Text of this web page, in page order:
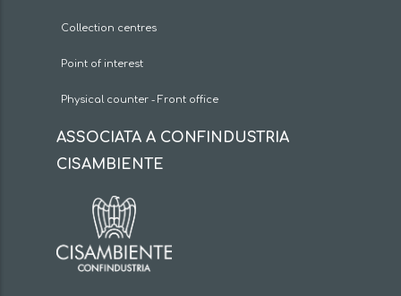
Collection centres
Point of interest
Physical counter - Front office
ASSOCIATA A CONFINDUSTRIA
CISAMBIENTE